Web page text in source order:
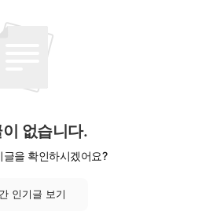
없습니다.
글을 확인하시겠어요?
인기글 보기